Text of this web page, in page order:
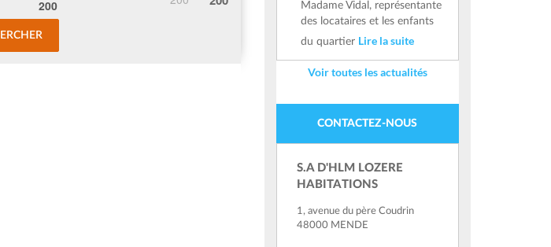
200
Madame Vidal, représentante
des locataires et les enfants
du quartier Lire la suite
Voir toutes les actualités
CONTACTEZ-NOUS
S.A D'HLM LOZERE
HABITATIONS
1, avenue du père Coudrin
48000 MENDE